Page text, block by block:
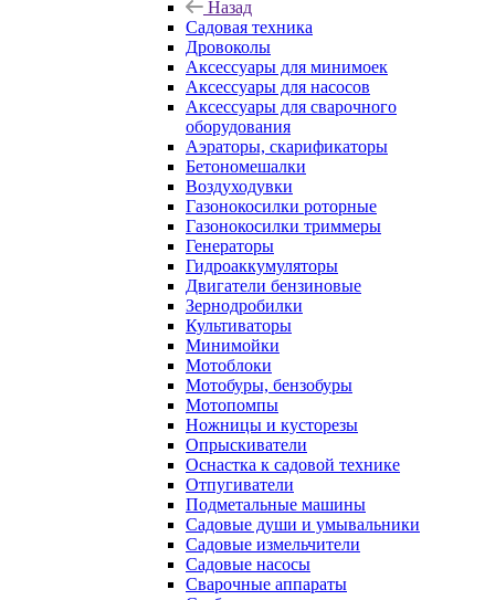
Назад
Садовая техника
Дровоколы
Аксессуары для минимоек
Аксессуары для насосов
Аксессуары для сварочного
оборудования
Аэраторы, скарификаторы
Бетономешалки
Воздуходувки
Газонокосилки роторные
Газонокосилки триммеры
Генераторы
Гидроаккумуляторы
Двигатели бензиновые
Зернодробилки
Культиваторы
Минимойки
Мотоблоки
Мотобуры, бензобуры
Мотопомпы
Ножницы и кусторезы
Опрыскиватели
Оснастка к садовой технике
Отпугиватели
Подметальные машины
Садовые души и умывальники
Садовые измельчители
Садовые насосы
Сварочные аппараты